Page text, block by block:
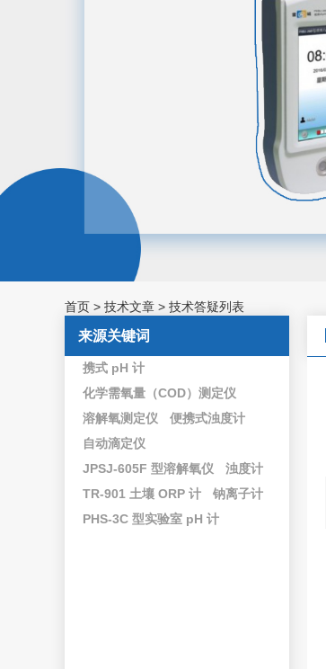
首页 > 技术文章 > 技术答疑列表
来源关键词
携式 pH 计
化学需氧量（COD）测定仪
溶解氧测定仪
便携式浊度计
自动滴定仪
JPSJ-605F 型溶解氧仪
浊度计
TR-901 土壤 ORP 计
钠离子计
PHS-3C 型实验室 pH 计